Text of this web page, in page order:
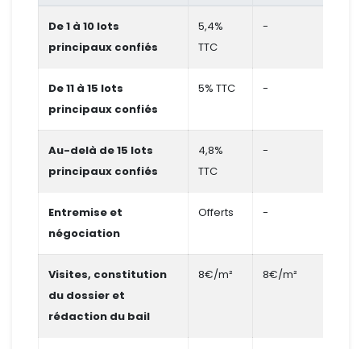
De 1 à 10 lots
principaux confiés
5,4%
TTC
-
De 11 à 15 lots
principaux confiés
5% TTC -
Au-delà de 15 lots
principaux confiés
4,8%
TTC
-
Entremise et
négociation
Offerts -
Visites, constitution
du dossier et
rédaction du bail
8€/m² 8€/m²